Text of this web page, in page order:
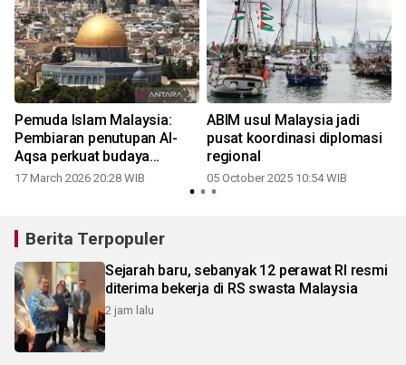
Pemuda Islam Malaysia:
Pembiaran penutupan Al-
Aqsa perkuat budaya
impunitas Israel
17 March 2026 20:28 WIB
ABIM usul Malaysia jadi
pusat koordinasi diplomasi
regional
05 October 2025 10:54 WIB
Berita Terpopuler
Sejarah baru, sebanyak 12 perawat RI resmi
diterima bekerja di RS swasta Malaysia
2 jam lalu